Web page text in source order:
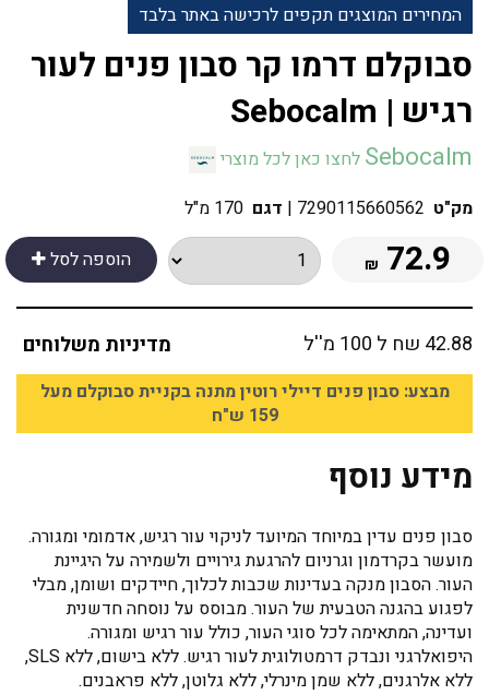
המחירים המוצגים תקפים לרכישה באתר בלבד
‎סבוקלם דרמו קר סבון פנים לעור
רגיש | Sebocalm
Sebocalm לחצו כאן לכל מוצרי
מק"ט 7290115660562
| דגם 170 מ"ל
הוספה לסל
72.9
₪
42.88 שח ל 100 מ''ל מדיניות משלוחים
מבצע: סבון פנים דיילי רוטין מתנה בקניית סבוקלם מעל
159 ש"ח
מידע נוסף
סבון פנים עדין במיוחד המיועד לניקוי עור רגיש, אדמומי ומגורה.
מועשר בקרדמון וגרניום להרגעת גירויים ולשמירה על היגיינת
העור. הסבון מנקה בעדינות שכבות לכלוך, חיידקים ושומן, מבלי
לפגוע בהגנה הטבעית של העור. מבוסס על נוסחה חדשנית
ועדינה, המתאימה לכל סוגי העור, כולל עור רגיש ומגורה.
היפואלרגני ונבדק דרמטולוגית לעור רגיש. ללא בישום, ללא SLS,
ללא אלרגנים, ללא שמן מינרלי, ללא גלוטן, ללא פראבנים.